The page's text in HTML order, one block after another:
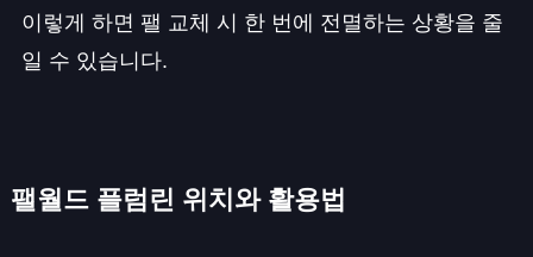
이렇게 하면 팰 교체 시 한 번에 전멸하는 상황을 줄
일 수 있습니다.
팰월드 플럼린 위치와 활용법